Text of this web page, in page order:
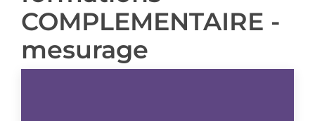
COMPLEMENTAIRE -
mesurage